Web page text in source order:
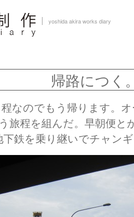
yoshida akira works diary
帰路につく
なのでもう帰ります。
旅程を組んだ。早朝便
下鉄を乗り継いでチャン